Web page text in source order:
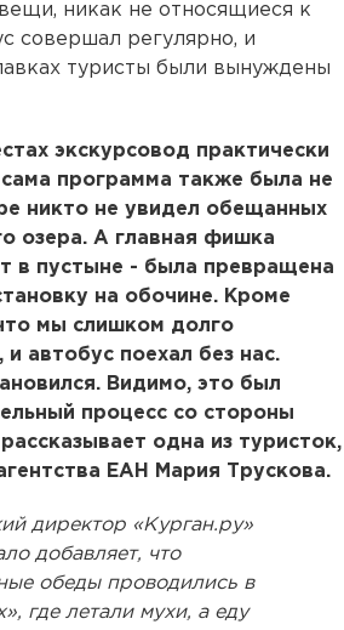
никак не относящиеся к
совершал регулярно, и
туристы были вынуждены
экскурсовод практически
сама программа также была не
никто не увидел обещанных
озера. А главная фишка
в пустыне - была превращена
на обочине. Кроме
мы слишком долго
автобус поехал без нас.
Видимо, это был
процесс со стороны
одна из туристок,
ЕАН Мария Трускова.
директор «Курган.ру»
добавляет, что
обеды проводились в
где летали мухи, а еду